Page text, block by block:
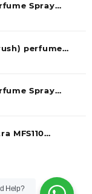
Spray
perfume
Spray
MFS110
| Latest
Help?